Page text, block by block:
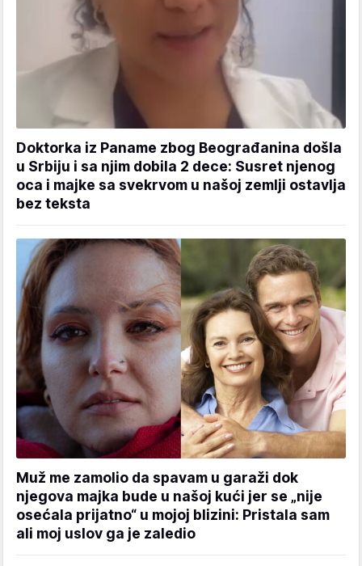
Doktorka iz Paname zbog Beograđanina došla
u Srbiju i sa njim dobila 2 dece: Susret njenog
oca i majke sa svekrvom u našoj zemlji ostavlja
bez teksta
Muž me zamolio da spavam u garaži dok
njegova majka bude u našoj kući jer se „nije
osećala prijatno“ u mojoj blizini: Pristala sam
ali moj uslov ga je zaledio